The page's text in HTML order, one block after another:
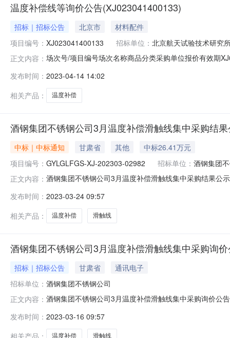
温度补偿线等询价公告(XJ023041400133)
招标｜招标公告 北京市
材料配件
项目编号： XJ023041400133 招标单位： 北京航天试验技术研究
正文内容： 场次号/项目编号场次名称商品分类采购单位报价有效期
发布时间： 2023-04-14 14:02
相关产品：
温度补偿
酒钢集团不锈钢公司3月温度补偿滑触线集中采购结
中标｜中标通知 甘肃省 其他
中标26.41万元
项目编号： GYLGLFGS-XJ-202303-02982 招标单位： 酒钢集团
正文内容： 酒钢集团不锈钢公司3月温度补偿滑触线集中采购结果公
系人张家治联系电话13830180112公示结果序号采购申
发布时间： 2023-03-24 09:57
相关产品：
温度补偿 滑触线
酒钢集团不锈钢公司3月温度补偿滑触线集中采购询
招标｜招标公告 甘肃省
通讯电子
招标单位： 酒钢集团不锈钢公司
正文内容： 酒钢集团不锈钢公司3月温度补偿滑触线集中采购询价公
03-1609:27:10报名截止时间2023-03-2116:00:10首次
发布时间： 2023-03-16 09:57
相关产品：
温度补偿 滑触线